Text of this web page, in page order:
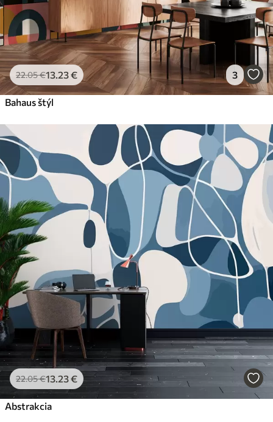
22.05€13 .23€ 3
Bahaus štýl
22.05€13 .23€
Abstrakcia